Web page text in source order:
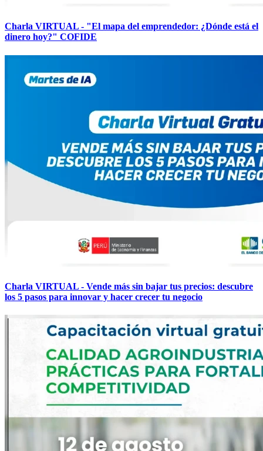
Charla VIRTUAL - "El mapa del emprendedor: ¿Dónde está el
dinero hoy?" COFIDE
Charla VIRTUAL - Vende más sin bajar tus precios: descubre
los 5 pasos para innovar y hacer crecer tu negocio